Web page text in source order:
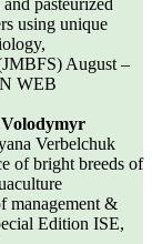
using unique
August –
WEB
Volodymyr
Verbelchuk
of bright breeds of
management &
Edition ISE,